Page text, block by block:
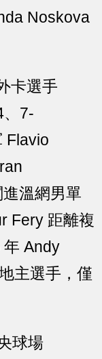
Noskova
卡選手
、7-
Flavio
溫網男單
Fery 距離複
Andy
主選手，僅
球場